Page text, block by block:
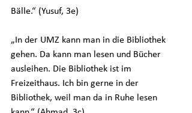
Bälle.“ (Yusuf, 3e)
„In der UMZ kann man in die Bibliothek
gehen. Da kann man lesen und Bücher
ausleihen. Die Bibliothek ist im
Freizeithaus. Ich bin gerne in der
Bibliothek, weil man da in Ruhe lesen